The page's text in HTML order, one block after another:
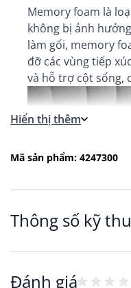
Memory foam là
không bị ảnh
làm gối, memory
đỡ các vùng tiếp
và hỗ trợ cột sống,
Thiết kế nâng đỡ
Hiển thị thêm
Mã sản phẩm: 4247300
Thông số kỹ
Đánh giá